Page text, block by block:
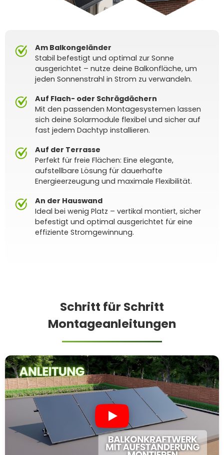
Am Balkongeländer
Stabil befestigt und optimal zur Sonne
ausgerichtet – nutze deine Balkonfläche, um
jeden Sonnenstrahl in Strom zu verwandeln.
Auf Flach- oder Schrägdächern
Mit den passenden Montagesystemen lassen
sich deine Solarmodule flexibel und sicher auf
fast jedem Dachtyp installieren.
Auf der Terrasse
Perfekt für freie Flächen: Eine elegante,
aufstellbare Lösung für dauerhafte
Energieerzeugung und maximale Flexibilität.
An der Hauswand
Ideal bei wenig Platz – vertikal montiert, sicher
befestigt und optimal ausgerichtet für eine
effiziente Stromgewinnung.
Schritt für Schritt
Montageanleitungen